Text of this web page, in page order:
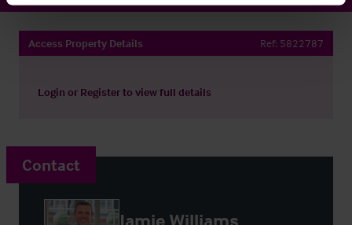
Access Property Details Ref: 5822787
Login or Registerto view full details
Contact